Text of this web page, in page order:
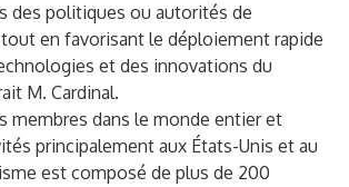
des politiques ou autorités de
en favorisant le déploiement rapide
et des innovations du
M. Cardinal.
membres dans le monde entier et
principalement aux États-Unis et au
est composé de plus de 200